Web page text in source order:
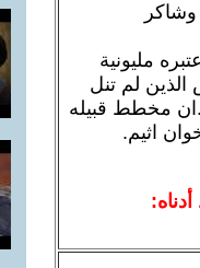
يعتقد ان ما اعتبره مليونية
الذين لم تنل
مخطط قبيله
اثيم.